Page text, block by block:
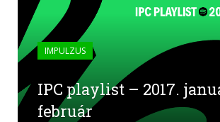
IMPULZUS
IPC playlist – 2017.
február